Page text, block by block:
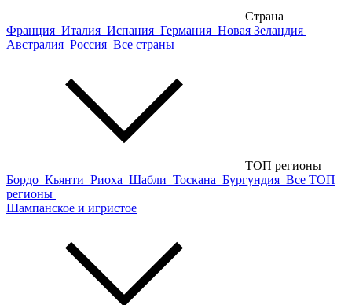
Страна
Франция Италия Испания Германия Новая Зеландия
Австралия Россия Все страны
ТОП регионы
Бордо Кьянти Риоха Шабли Тоскана Бургундия Все ТОП
регионы
Шампанское и игристое